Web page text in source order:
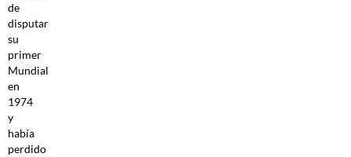
de
disputar
su
primer
Mundial
en
1974
y
había
perdido